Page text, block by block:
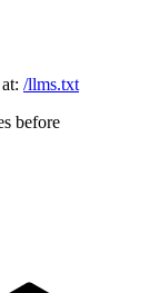
/llms.txt
before